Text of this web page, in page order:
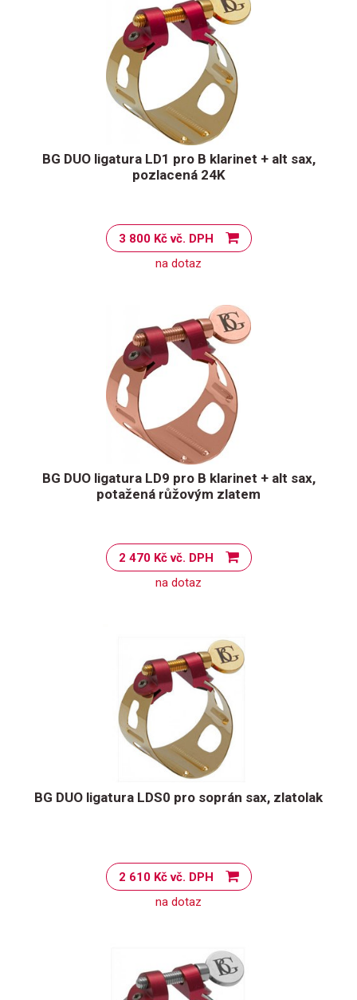
BG DUO ligatura LD1 pro B klarinet + alt sax,
pozlacená 24K
3 800 Kč vč. DPH
na dotaz
BG DUO ligatura LD9 pro B klarinet + alt sax,
potažená růžovým zlatem
2 470 Kč vč. DPH
na dotaz
BG DUO ligatura LDS0 pro soprán sax, zlatolak
2 610 Kč vč. DPH
na dotaz